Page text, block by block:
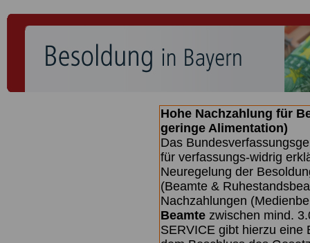
Hohe Nachzahlung für
geringe Alimentation)
Das
für verfassungs-widrig
Neuregelung der
(Beamte &
Nachzahlungen
Beamte zwischen mind.
SERVICE gibt hierzu eine